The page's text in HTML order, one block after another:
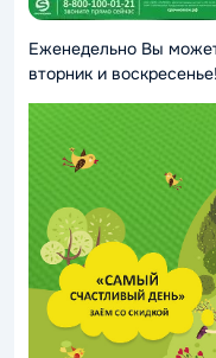
Еженедельно Вы
вторник и воскресенье!